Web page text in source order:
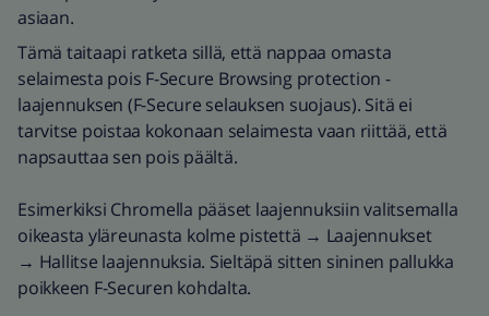
asiaan.
Tämä taitaapi ratketa sillä, että nappaa omasta
selaimesta pois F-Secure Browsing protection -
laajennuksen (F-Secure selauksen suojaus). Sitä ei
tarvitse poistaa kokonaan selaimesta vaan riittää, että
napsauttaa sen pois päältä.
Esimerkiksi Chromella pääset laajennuksiin valitsemalla
oikeasta yläreunasta kolme pistettä → Laajennukset
→ Hallitse laajennuksia. Sieltäpä sitten sininen pallukka
poikkeen F-Securen kohdalta.